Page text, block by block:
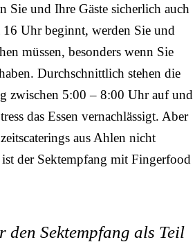
Sie und Ihre Gäste sicherlich auch
Uhr beginnt, werden Sie und
müssen, besonders wenn Sie
Durchschnittlich stehen die
zwischen 5:00 – 8:00 Uhr auf und
das Essen vernachlässigt. Aber
aus Ahlen nicht
der Sektempfang mit Fingerfood
Sektempfang als Teil